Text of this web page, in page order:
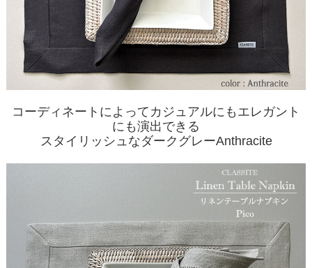
コーディネートによってカジュアルにもエレガント
にも演出できる
スタイリッシュなダークグレーAnthracite